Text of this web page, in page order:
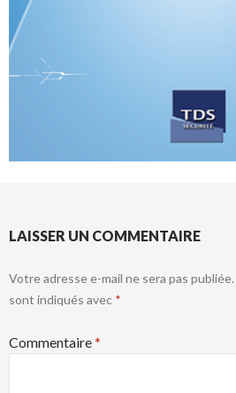
LAISSER UN COMMENTAIRE
Votre adresse e-mail ne sera pas publiée.
sont indiqués avec *
Commentaire*